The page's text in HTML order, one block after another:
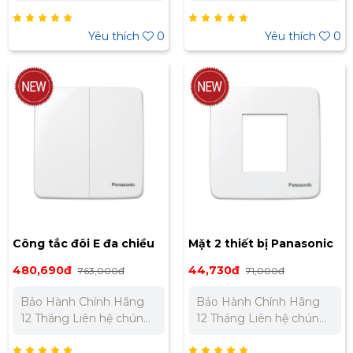
phẩm: Minerva Màu
sắc: Trắng Điện áp định
mức: 220VAC Dòng điện
định mức: 10A Kích
thước: 88x86mm Tiêu
chuẩn: JIS Nhật Bản
Bắc : 0989 310 979 –
0973 106 269 Miền Nam:
Yêu thích 0
nhất cho dự án. Miền
Bắc : 0989 310 979 –
0973 106 269 Miền Nam:
0902 303 733 – 0945
332 980
Yêu thích 0
Công tắc đôi E đa chiều
Panasonic WMT596-VN
480,690đ 763,000đ
Bảo Hành Chính Hãng
12 Tháng Liên hệ chúng
Mặt 2 thiết bị Panasonic
WMT7812-VN
44,730đ 71,000đ
Bảo Hành Chính Hãng
12 Tháng Liên hệ chúng